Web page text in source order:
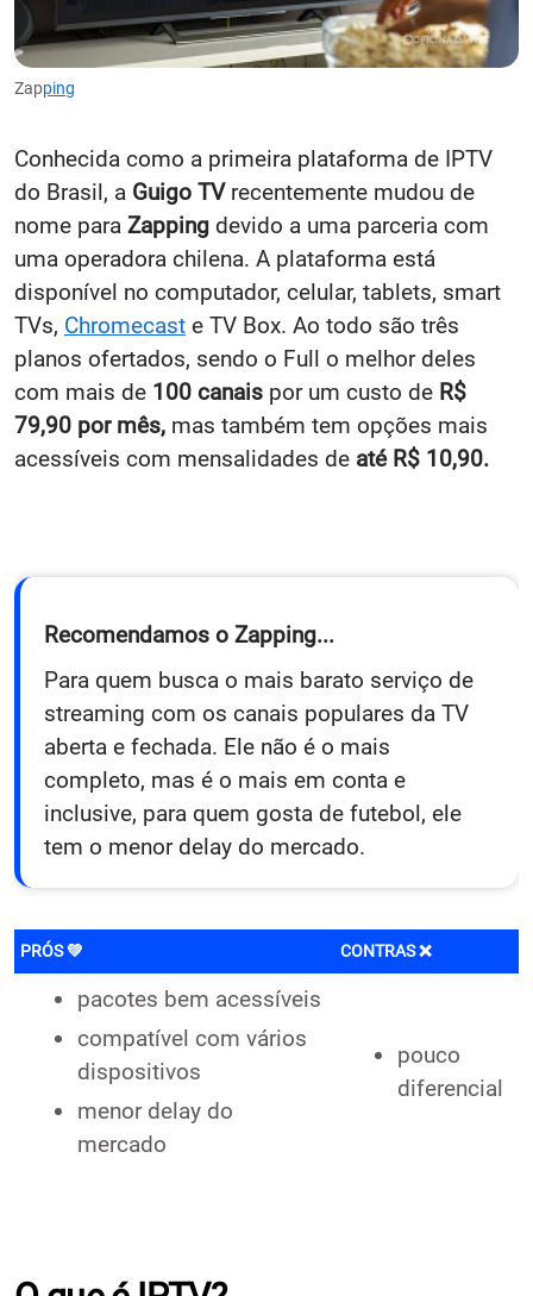
Zapping
Conhecida como a primeira plataforma de IPTV
do Brasil, a Guigo TVrecentemente mudou de
nome para Zapping devido a uma parceria com
uma operadora chilena. A plataforma está
disponível no computador, celular, tablets, smart
TVs, Chromecast e TV Box. Ao todo são três
planos ofertados, sendo o Full o melhor deles
com mais de 100 canais por um custo de R$
79,90 por mês, mas também tem opções mais
acessíveis com mensalidades de até R$ 10,90.
Recomendamos o Zapping...
Para quem busca o mais barato serviço de
streaming com os canais populares da TV
aberta e fechada. Ele não é o mais
completo, mas é o mais em conta e
inclusive, para quem gosta de futebol, ele
tem o menor delay do mercado.
PRÓS 💚 CONTRAS ❌
pacotes bem acessíveis
compatível com vários
dispositivos
menor delay do
mercado
pouco
diferencial